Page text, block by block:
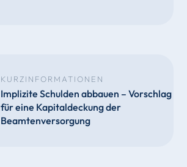
KURZINFORMATIONEN
Implizite Schulden abbauen – Vorschlag
für eine Kapitaldeckung der
Beamtenversorgung